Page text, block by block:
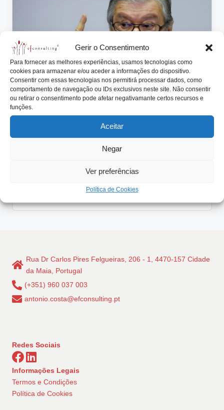
Gerir o Consentimento
Para fornecer as melhores experiências, usamos tecnologias como
cookies para armazenar e/ou aceder a informações do dispositivo.
Consentir com essas tecnologias nos permitirá processar dados, como
comportamento de navegação ou IDs exclusivos neste site. Não consentir
ou retirar o consentimento pode afetar negativamante certos recursos e
funções.
Aceitar
Negar
Ver preferências
Política de Cookies
.
p
t
Posted
in
Artigos
Que Procedimentos Profissionais
Posted
António Nogueira da Costa Fevereiro 20, 2015
O estudo da Egon Zehnder solicitou aos inquiridos
Rua Dr Carlos Pires Felgueiras, 206 - 1, 4470-157 Cidade
da Maia, Portugal
(+351) 960 037 003
antonio.costa@efconsulting.pt
Redes Sociais
Informações Legais
Termos e Condições
Política de Cookies